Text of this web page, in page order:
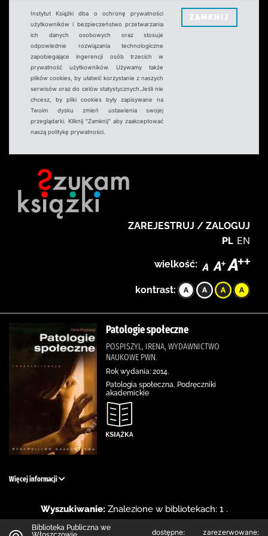
Instytut Książki dba o ochronę prywatności
użytkowników i bezpieczeństwo przetwarzania
ich danych osobowych oraz stosuje
odpowiednie rozwiązania technologiczne
zapobiegające ingerencji osób trzecich w
prywatność użytkowników. Używamy także
plików cookies, by ułatwić korzystanie z naszych
serwisów oraz do celów statystycznych.Jeśli nie
chcesz, by pliki cookies były zapisywane na
Twoim dysku zmień ustawienia swojej
przeglądarki. Kliknij "Zamknij" aby zaakceptować
naszą politykę prywatności.
ZAMKNIJ
ZAREJESTRUJ / ZALOGUJ
PL EN
wielkość:
kontrast:
Patologie społeczne
POSPISZYL, IRENA, WYDAWNICTWO
NAUKOWE PWN.
Rok wydania: 2014.
Patologia społeczna, Podręczniki
akademickie
Więcej informacji
Wyszukiwanie: Znalezione w bibliotekach: 1 .
Biblioteka Publiczna we
dostępne: zarezerwowane: